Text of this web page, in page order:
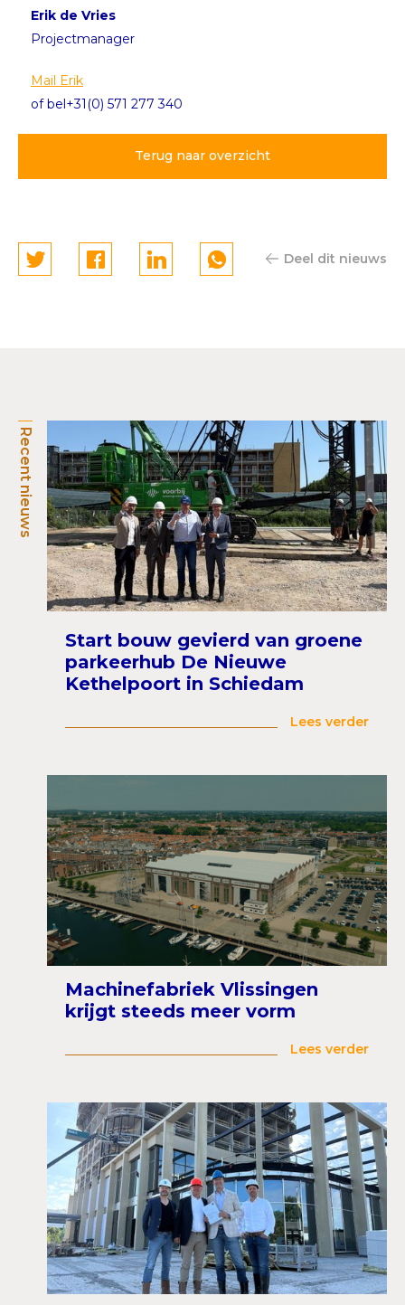
Erik de Vries
Projectmanager
Mail Erik
of bel+31(0) 571 277 340
Terug naar overzicht
Deel dit nieuws
Recent nieuws
Start bouw gevierd van groene
parkeerhub De Nieuwe
Kethelpoort in Schiedam
Lees verder
Machinefabriek Vlissingen
krijgt steeds meer vorm
Lees verder